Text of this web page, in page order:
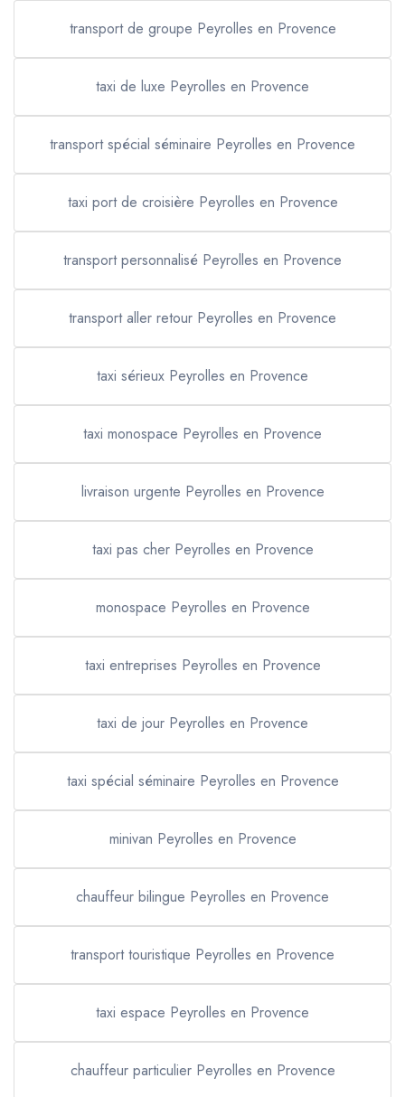
transport de groupe Peyrolles en Provence
taxi de luxe Peyrolles en Provence
transport spécial séminaire Peyrolles en Provence
taxi port de croisière Peyrolles en Provence
transport personnalisé Peyrolles en Provence
transport aller retour Peyrolles en Provence
taxi sérieux Peyrolles en Provence
taxi monospace Peyrolles en Provence
livraison urgente Peyrolles en Provence
taxi pas cher Peyrolles en Provence
monospace Peyrolles en Provence
taxi entreprises Peyrolles en Provence
taxi de jour Peyrolles en Provence
taxi spécial séminaire Peyrolles en Provence
minivan Peyrolles en Provence
chauffeur bilingue Peyrolles en Provence
transport touristique Peyrolles en Provence
taxi espace Peyrolles en Provence
chauffeur particulier Peyrolles en Provence